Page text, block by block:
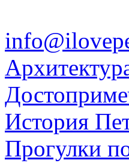
История
Прогулки